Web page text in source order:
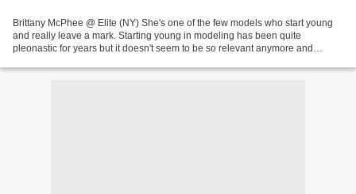
Brittany McPhee @ Elite (NY) She's one of the few models who start young
and really leave a mark. Starting young in modeling has been quite
pleonastic for years but it doesn't seem to be so relevant anymore and